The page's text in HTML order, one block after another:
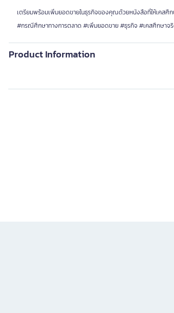
เตรียมพร้อมเพิ่มยอดขายในธุรกิจของคุณด้วยหนังสือที่ให้เคสศึก
#กรณีศึกษาทางการตลาด #เพิ่มยอดขาย #ธุรกิจ #เคสศึกษาจ
Product Information